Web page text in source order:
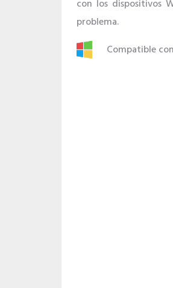
con los dispositivos
problema.
Compatible